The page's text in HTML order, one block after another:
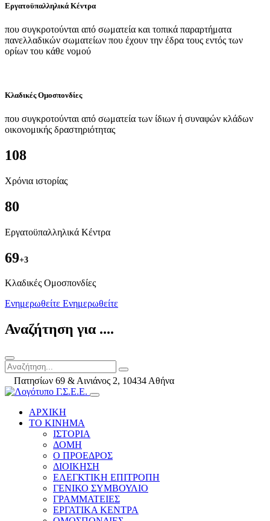
Εργατοϋπαλληλικά Κέντρα
που συγκροτούνται από σωματεία και τοπικά παραρτήματα
πανελλαδικών σωματείων που έχουν την έδρα τους εντός των
ορίων του κάθε νομού
Κλαδικές Ομοσπονδίες
που συγκροτούνται από σωματεία των ίδιων ή συναφών κλάδων
οικονομικής δραστηριότητας
108
Χρόνια ιστορίας
80
Εργατοϋπαλληλικά Κέντρα
69+3
Kλαδικές Ομοσπονδίες
Ενημερωθείτε Ενημερωθείτε
Αναζήτηση για ....
Πατησίων 69 & Αινιάνος 2, 10434 Αθήνα
ΑΡΧΙΚΗ
ΤΟ ΚΙΝΗΜΑ
ΙΣΤΟΡΙΑ
ΔΟΜΗ
Ο ΠΡΟΕΔΡΟΣ
ΔΙΟΙΚΗΣΗ
ΕΛΕΓΚΤΙΚΗ ΕΠΙΤΡΟΠΗ
ΓΕΝΙΚΟ ΣΥΜΒΟΥΛΙΟ
ΓΡΑΜΜΑΤΕΙΕΣ
ΕΡΓΑΤΙΚΑ ΚΕΝΤΡΑ